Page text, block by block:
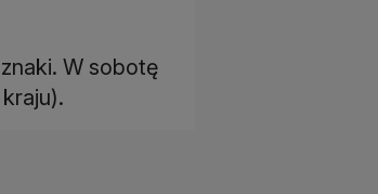
W sobotę